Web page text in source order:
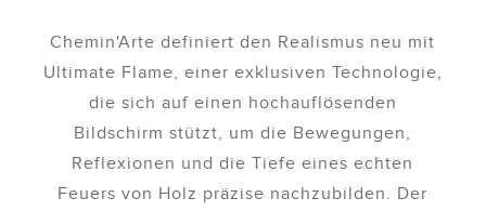
Chemin'Arte definiert den Realismus neu mit
Ultimate Flame, einer exklusiven Technologie,
die sich auf einen hochauflösenden
Bildschirm stützt, um die Bewegungen,
Reflexionen und die Tiefe eines echten
Feuers von Holz präzise nachzubilden. Der